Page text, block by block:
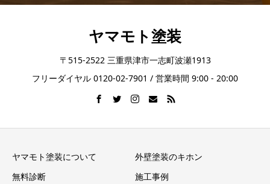
ヤマモト塗装
〒515-2522 三重県津市一志町波瀬1913
フリーダイヤル 0120-02-7901 / 営業時間 9:00 - 20:00
ヤマモト塗装について
外壁塗装のキホン
無料診断
施工事例